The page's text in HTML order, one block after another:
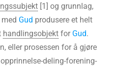
[1] og grunnlag,
med Gud produsere et helt
handlingsobjekt for Gud.
eller prosessen for å gjøre
deling-forening-